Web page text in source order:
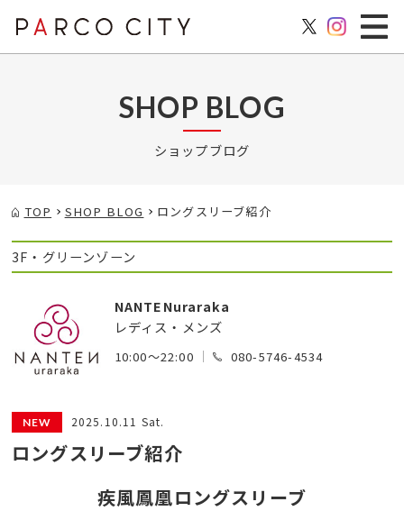
SHOP BLOG
ショップブログ
TOP SHOP BLOG ロングスリーブ紹介
3F・グリーンゾーン
NANTENuraraka
レディス・メンズ
10:00～22:00 080-5746-4534
2025.10.11 Sat.
ロングスリーブ紹介
疾風鳳凰ロングスリーブ